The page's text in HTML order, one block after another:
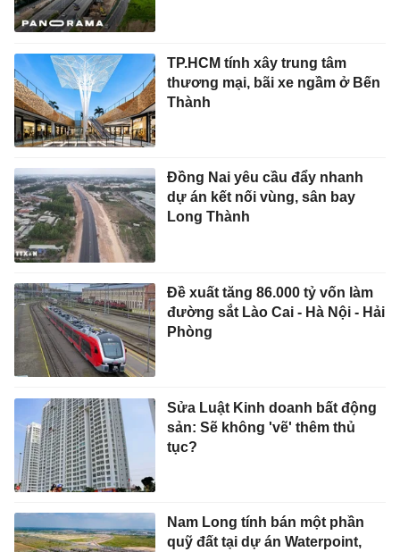
TP.HCM tính xây trung tâm
thương mại, bãi xe ngầm ở Bến
Thành
Đồng Nai yêu cầu đẩy nhanh
dự án kết nối vùng, sân bay
Long Thành
Đề xuất tăng 86.000 tỷ vốn làm
đường sắt Lào Cai - Hà Nội - Hải
Phòng
Sửa Luật Kinh doanh bất động
sản: Sẽ không 'vẽ' thêm thủ
tục?
Nam Long tính bán một phần
quỹ đất tại dự án Waterpoint,